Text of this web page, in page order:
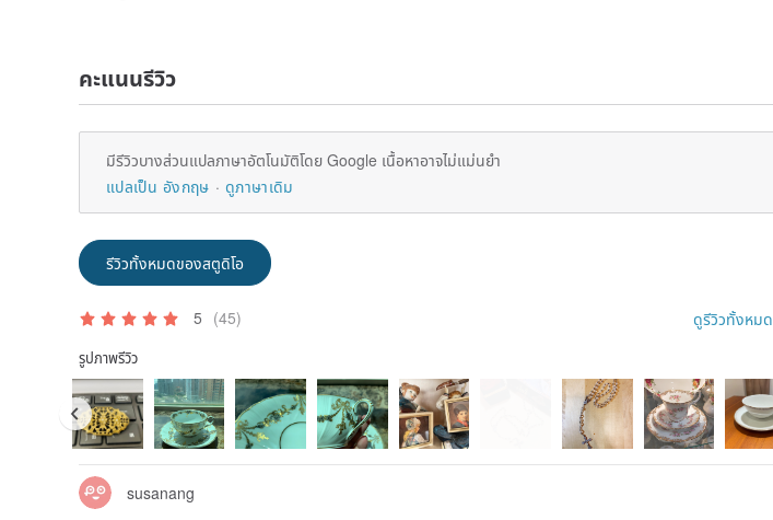
คะแนนรีวิว
มีรีวิวบางส่วนแปลภาษาอัตโนมัติโดย Google เนื้อหาอาจไม่แม่นยำ
แปลเป็น อังกฤษ
ดูภาษาเดิม
รีวิวทั้งหมดของสตูดิโอ
5 (45) ดูรีวิวทั้งหมด
รูปภาพรีวิว
susanang